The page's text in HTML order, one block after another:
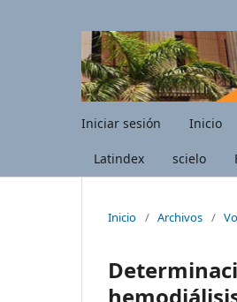
Iniciar sesión Inicio
Latindex scielo
Inicio / Archivos /